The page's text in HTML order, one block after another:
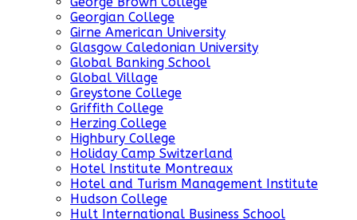
Georgian College
Girne American University
Glasgow Caledonian University
Global Banking School
Global Village
Greystone College
Griffith College
Herzing College
Highbury College
Holiday Camp Switzerland
Hotel Institute Montreaux
Hotel and Turism Management Institute
Hudson College
Hult International Business School